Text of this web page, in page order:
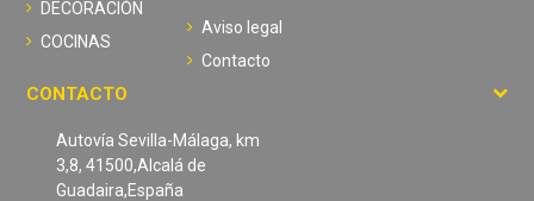
DECORACIÓN
COCINAS
Aviso legal
Contacto
CONTACTO
Autovía Sevilla-Málaga, km
3,8, 41500,Alcalá de
Guadaira,España